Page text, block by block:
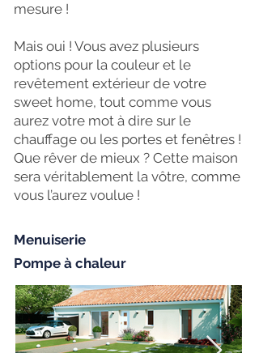
mesure !
Mais oui ! Vous avez plusieurs
options pour la couleur et le
revêtement extérieur de votre
sweet home, tout comme vous
aurez votre mot à dire sur le
chauffage ou les portes et fenêtres !
Que rêver de mieux ? Cette maison
sera véritablement la vôtre, comme
vous l’aurez voulue !
Menuiserie
Pompe à chaleur